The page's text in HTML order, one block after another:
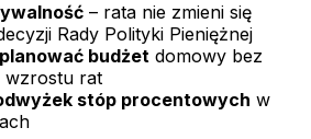
– rata nie zmieni się
Rady Polityki Pieniężnej
budżet domowy bez
wzrostu rat
stóp procentowych w